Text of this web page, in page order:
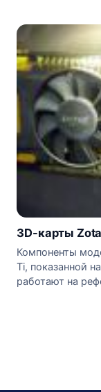
3D-карты
Компоненты
Ti, показанной
работают на